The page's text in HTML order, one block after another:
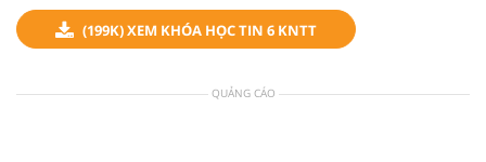
(199K) XEM KHÓA HỌC TIN 6 KNTT
QUẢNG CÁO